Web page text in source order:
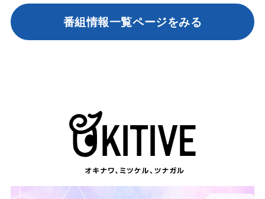
番組情報一覧ページをみる